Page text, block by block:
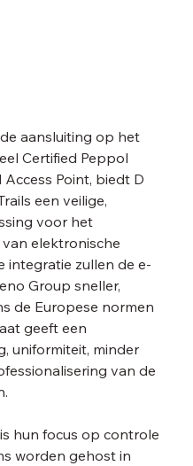
aansluiting op het
Certified Peppol
Point, biedt D
een veilige,
voor het
elektronische
integratie zullen de e-
Group sneller,
de Europese normen
geeft een
uniformiteit, minder
van de
hun focus op controle
worden gehost in